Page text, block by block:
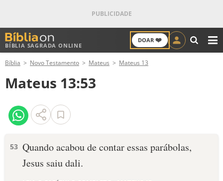
BÍBLIA SAGRADA ONLINE
DOAR ❤️
ANTIGO TESTAMENTO
NOVO TESTAMENTO
VERSÍCULOS
PALAVRA DO DIA
Bíblia Novo Testamento Mateus Mateus 13
Mateus 13:53
53 Quando acabou de contar essas parábolas,
Jesus saiu dali.